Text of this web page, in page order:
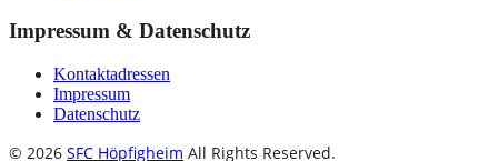
Impressum & Datenschutz
Kontaktadressen
Impressum
Datenschutz
© 2026 SFC Höpfigheim All Rights Reserved.